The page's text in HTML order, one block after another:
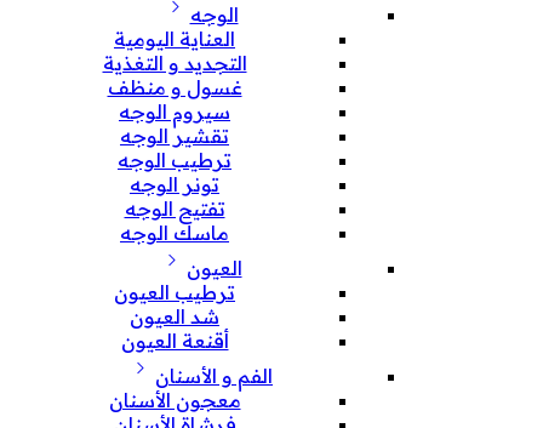
الوجه
العناية اليومية
التجديد و التغذية
غسول و منظف
سيروم الوجه
تقشير الوجه
ترطيب الوجه
تونر الوجه
تفتيح الوجه
ماسك الوجه
العيون
ترطيب العيون
شد العيون
أقنعة العيون
الفم و الأسنان
معجون الأسنان